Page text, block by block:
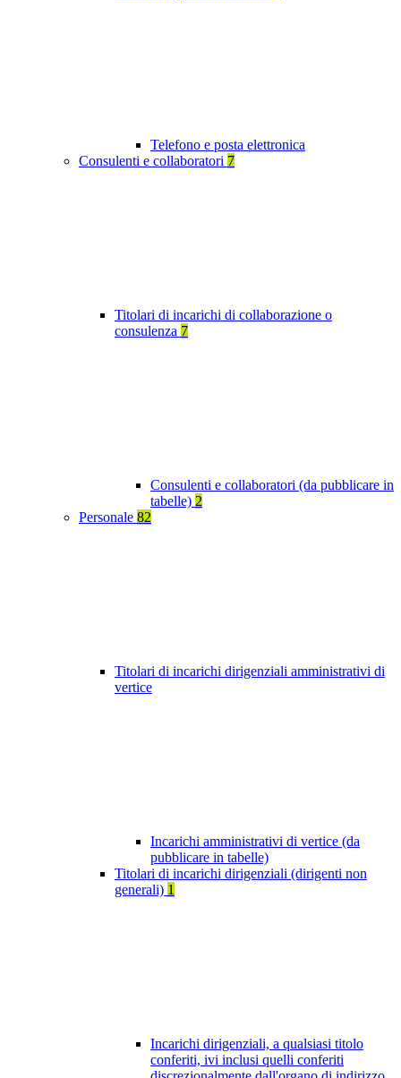
Telefono e posta elettronica
Consulenti e collaboratori 7
Titolari di incarichi di collaborazione o
consulenza 7
Consulenti e collaboratori (da pubblicare in
tabelle) 2
Personale 82
Titolari di incarichi dirigenziali amministrativi di
vertice
Incarichi amministrativi di vertice (da
pubblicare in tabelle)
Titolari di incarichi dirigenziali (dirigenti non
generali) 1
Incarichi dirigenziali, a qualsiasi titolo
conferiti, ivi inclusi quelli conferiti